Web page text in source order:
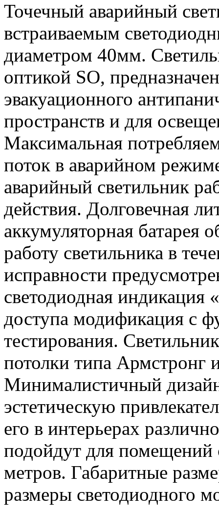
Точечный аварийный
встраиваемым
диаметром 40мм.
оптикой SO,
эвакуационного
пространств и для
Максимальная
поток в аварийном
аварийный светильник
действия. Долговечная
аккумуляторная батарея
работу светильника в
исправности
светодиодная индикация
доступа модификация с
тестирования.
потолки типа Армстронг
Минималистичный дизайн
эстетическую
его в интерьерах
подойдут для помещений
метров. Габаритные
размеры светодиодного